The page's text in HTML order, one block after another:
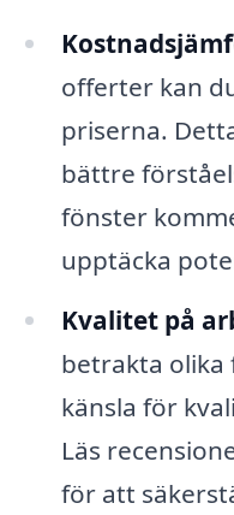
offerter kan
priserna.
bättre
fönster
upptäcka
Kvalitet på
betrakta olika
känsla för
Läs
för att